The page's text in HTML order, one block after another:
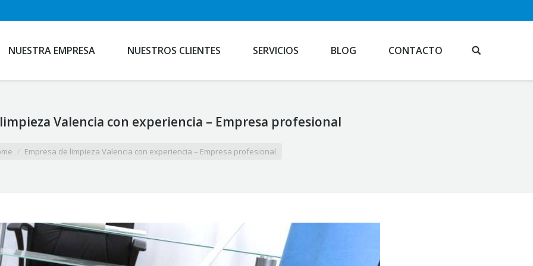
NUESTRA EMPRESA NUESTROS CLIENTES SERVICIOS BLOG CONTACTO
Valencia con experiencia – Empresa profesional
Empresa de limpieza Valencia con experiencia – Empresa profesional